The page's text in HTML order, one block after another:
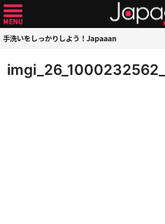
手洗いをしっかりしよう！Japaaan